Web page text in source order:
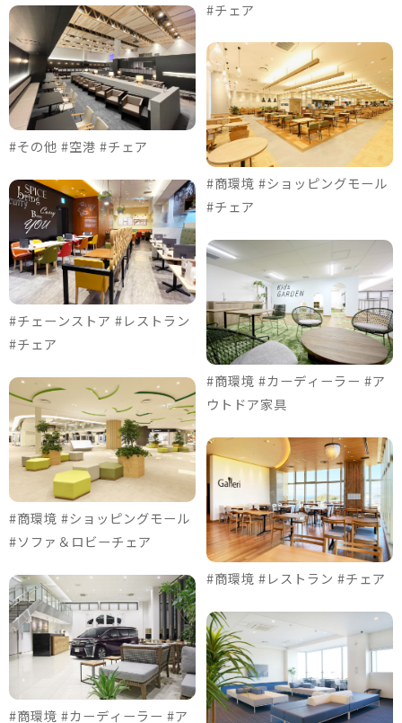
#その他 #空港 #チェア
#チェーンストア #レストラン
#チェア
#商環境 #ショッピングモール
#ソファ＆ロビーチェア
#商環境 #カーディーラー #ア
#チェア
#商環境 #ショッピングモール
#チェア
#商環境 #カーディーラー #ア
ウトドア家具
#商環境 #レストラン #チェア